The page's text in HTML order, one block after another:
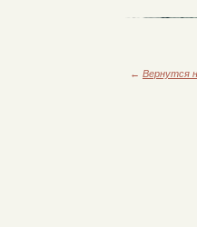
← Вернутся